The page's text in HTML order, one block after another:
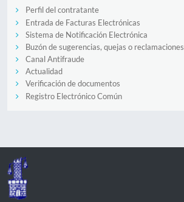
Perfil del contratante
Entrada de Facturas Electrónicas
Sistema de Notificación Electrónica
Buzón de sugerencias, quejas o reclamaciones
Canal Antifraude
Actualidad
Verificación de documentos
Registro Electrónico Común